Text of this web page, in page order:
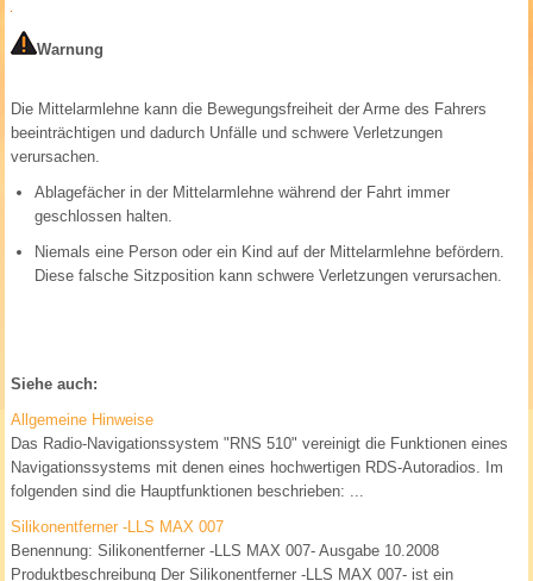
Warnung
Die Mittelarmlehne kann die Bewegungsfreiheit der Arme des Fahrers
beeinträchtigen und dadurch Unfälle und schwere Verletzungen
verursachen.
Ablagefächer in der Mittelarmlehne während der Fahrt immer
geschlossen halten.
Niemals eine Person oder ein Kind auf der Mittelarmlehne befördern.
Diese falsche Sitzposition kann schwere Verletzungen verursachen.
Siehe auch:
Allgemeine Hinweise
Das Radio-Navigationssystem "RNS 510" vereinigt die Funktionen eines
Navigationssystems mit denen eines hochwertigen RDS-Autoradios. Im
folgenden sind die Hauptfunktionen beschrieben: ...
Silikonentferner -LLS MAX 007
Benennung: Silikonentferner -LLS MAX 007- Ausgabe 10.2008
Produktbeschreibung Der Silikonentferner -LLS MAX 007- ist ein